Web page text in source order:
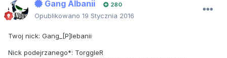
Gang Albanii 280
Opublikowano 19 Stycznia 2016
Twoj nick: Gang_[P]lebanii
Nick podejrzanego*: TorggleR